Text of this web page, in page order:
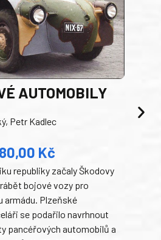
AUTOMOBILY
Petr Kadlec
Kč
republiky začaly Škodovy
bojové vozy pro
armádu. Plzeňské
se podařilo navrhnout
pancéřových automobilů a